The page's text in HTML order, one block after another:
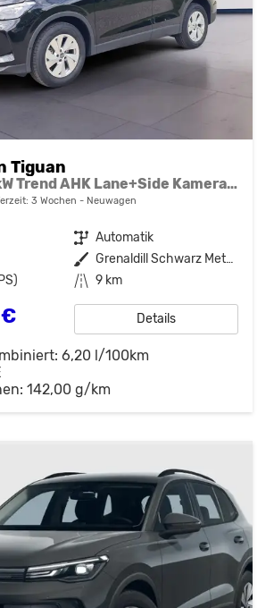
Tiguan
1.5 eTSI 110 kW Trend AHK Lane+Side Kamera VZE
3 Wochen Neuwagen
Getriebe Automatik
Außenfarbe
Grenaldill Schwarz Metallic
Kilometerstand 9 km
Details
6,20 l/100km
142,00 g/km